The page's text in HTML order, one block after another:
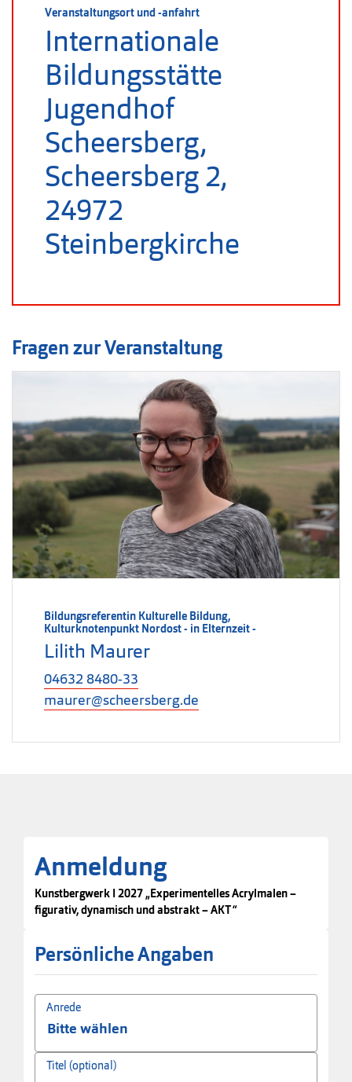
Veranstaltungsort und -anfahrt
Internationale
Bildungsstätte
Jugendhof
Scheersberg,
Scheersberg 2,
24972
Steinbergkirche
Fragen zur Veranstaltung
Bildungsreferentin Kulturelle Bildung,
Kulturknotenpunkt Nordost - in Elternzeit -
Lilith Maurer
04632 8480-33
maurer@scheersberg.de
Anmeldung
Kunstbergwerk I 2027 „Experimentelles Acrylmalen –
figurativ, dynamisch und abstrakt – AKT“
Persönliche Angaben
Anrede
Titel (optional)